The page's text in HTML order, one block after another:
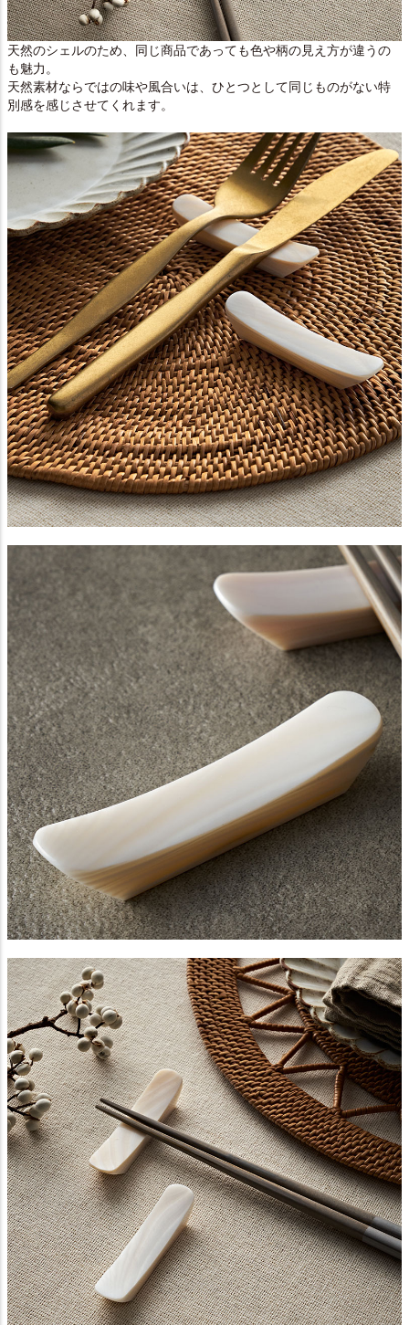
天然のシェルのため、同じ商品であっても色や柄の見え方が違うの
も魅力。
天然素材ならではの味や風合いは、ひとつとして同じものがない特
別感を感じさせてくれます。